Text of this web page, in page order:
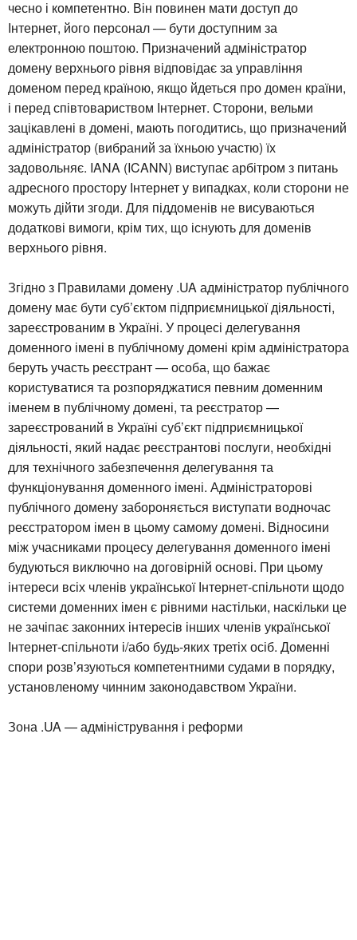
чесно і компетентно. Він повинен мати доступ до
Інтернет, його персонал — бути доступним за
електронною поштою. Призначений адміністратор
домену верхнього рівня відповідає за управління
доменом перед країною, якщо йдеться про домен країни,
і перед співтовариством Інтернет. Сторони, вельми
зацікавлені в домені, мають погодитись, що призначений
адміністратор (вибраний за їхньою участю) їх
задовольняє. IANA (ICANN) виступає арбітром з питань
адресного простору Інтернет у випадках, коли сторони не
можуть дійти згоди. Для піддоменів не висуваються
додаткові вимоги, крім тих, що існують для доменів
верхнього рівня.
Згідно з Правилами домену .UA адміністратор публічного
домену має бути суб’єктом підприємницької діяльності,
зареєстрованим в Україні. У процесі делегування
доменного імені в публічному домені крім адміністратора
беруть участь реєстрант — особа, що бажає
користуватися та розпоряджатися певним доменним
іменем в публічному домені, та реєстратор —
зареєстрований в Україні суб’єкт підприємницької
діяльності, який надає реєстрантові послуги, необхідні
для технічного забезпечення делегування та
функціонування доменного імені. Адміністраторові
публічного домену забороняється виступати водночас
реєстратором імен в цьому самому домені. Відносини
між учасниками процесу делегування доменного імені
будуються виключно на договірній основі. При цьому
інтереси всіх членів української Інтернет-спільноти щодо
системи доменних імен є рівними настільки, наскільки це
не зачіпає законних інтересів інших членів української
Інтернет-спільноти і/або будь-яких третіх осіб. Доменні
спори розв’язуються компетентними судами в порядку,
установленому чинним законодавством України.
Зона .UA — адміністрування і реформи